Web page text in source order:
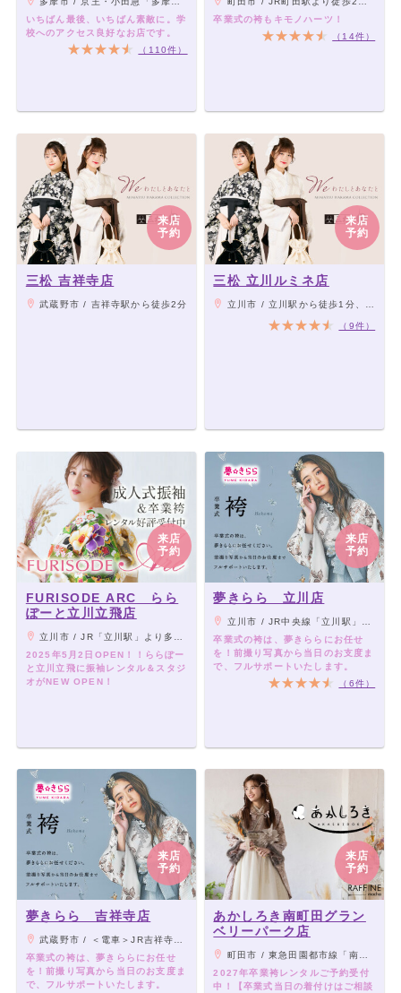
いちばん最後、いちばん素敵に。学
校へのアクセス良好なお店です。
（110件）
卒業式の袴もキモノハーツ！
（14件）
来店
予約
三松 吉祥寺店
武蔵野市 / 吉祥寺駅から徒歩2分
来店
予約
三松 立川ルミネ店
立川市 / 立川駅から徒歩1分、立川北駅から徒歩4分
（9件）
来店
予約
FURISODE ARC らら
ぽーと立川立飛店
立川市 / JR「立川駅」より多摩モノレール「立川北駅」行きへ乗り換え 2駅4分、「立飛駅」直結
2025年5月2日OPEN！！ららぽー
と立川立飛に振袖レンタル＆スタジ
オがNEW OPEN！
来店
予約
夢きらら 立川店
立川市 / JR中央線「立川駅」より徒歩1分/多摩都市モノレール「立川南口駅」より徒歩1分「アレアレア1」の隣
卒業式の袴は、夢きららにお任せ
を！前撮り写真から当日のお支度ま
で、フルサポートいたします。
（6件）
来店
予約
夢きらら 吉祥寺店
武蔵野市 / ＜電車＞JR吉祥寺駅より徒歩1分
卒業式の袴は、夢きららにお任せ
を！前撮り写真から当日のお支度ま
で、フルサポートいたします。
来店
予約
あかしろき南町田グラン
ベリーパーク店
町田市 / 東急田園都市線「南町田グランベリーパーク駅」直結
2027年卒業袴レンタルご予約受付
中！【卒業式当日の着付けはご相談